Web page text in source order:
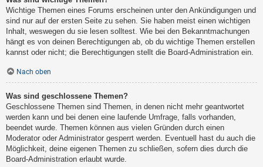
Wichtige Themen eines Forums erscheinen unter den Ankündigungen und
sind nur auf der ersten Seite zu sehen. Sie haben meist einen wichtigen
Inhalt, weswegen du sie lesen solltest. Wie bei den Bekanntmachungen
hängt es von deinen Berechtigungen ab, ob du wichtige Themen erstellen
kannst oder nicht; die Berechtigungen stellt die Board-Administration ein.
Nach oben
Was sind geschlossene Themen?
Geschlossene Themen sind Themen, in denen nicht mehr geantwortet
werden kann und bei denen eine laufende Umfrage, falls vorhanden,
beendet wurde. Themen können aus vielen Gründen durch einen
Moderator oder Administrator gesperrt werden. Eventuell hast du auch die
Möglichkeit, deine eigenen Themen zu schließen, sofern dies durch die
Board-Administration erlaubt wurde.